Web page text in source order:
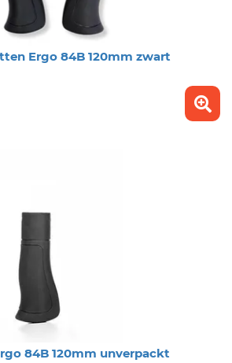
Ergo 84B 120mm zwart
84B 120mm unverpackt